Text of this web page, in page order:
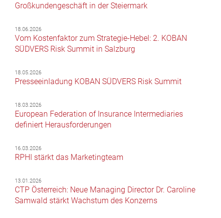
Großkundengeschäft in der Steiermark
18.06.2026
Vom Kostenfaktor zum Strategie-Hebel: 2. KOBAN
SÜDVERS Risk Summit in Salzburg
18.05.2026
Presseeinladung KOBAN SÜDVERS Risk Summit
18.03.2026
European Federation of Insurance Intermediaries
definiert Herausforderungen
16.03.2026
RPHI stärkt das Marketingteam
13.01.2026
CTP Österreich: Neue Managing Director Dr. Caroline
Samwald stärkt Wachstum des Konzerns